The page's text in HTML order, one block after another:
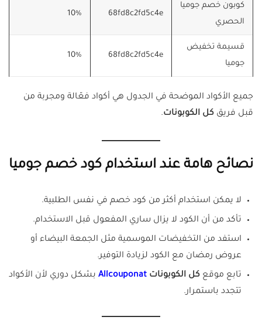
كوبون خصم جوميا
الحصري
68fd8c2fd5c4e
10%
قسيمة تخفيض
جوميا
68fd8c2fd5c4e
10%
جميع الأكواد الموضحة في الجدول هي أكواد فعّالة ومجربة من
قبل فريق كل الكوبونات.
نصائح هامة عند استخدام كود خصم جوميا
لا يمكن استخدام أكثر من كود خصم في نفس الطلبية.
تأكد من أن الكود لا يزال ساري المفعول قبل الاستخدام.
استفد من التخفيضات الموسمية مثل الجمعة البيضاء أو
عروض رمضان مع الكود لزيادة التوفير.
تابع موقع كل الكوبونات Allcouponat بشكل دوري لأن الأكواد
تتجدد باستمرار.